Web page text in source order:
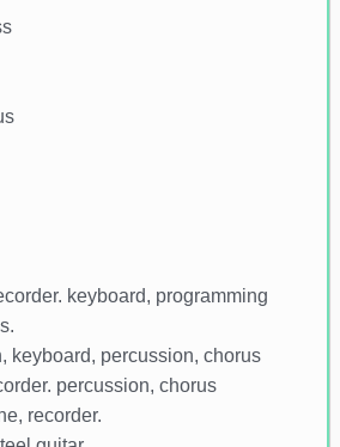
keyboard, programming
keyboard, percussion, chorus
percussion, chorus
recorder.